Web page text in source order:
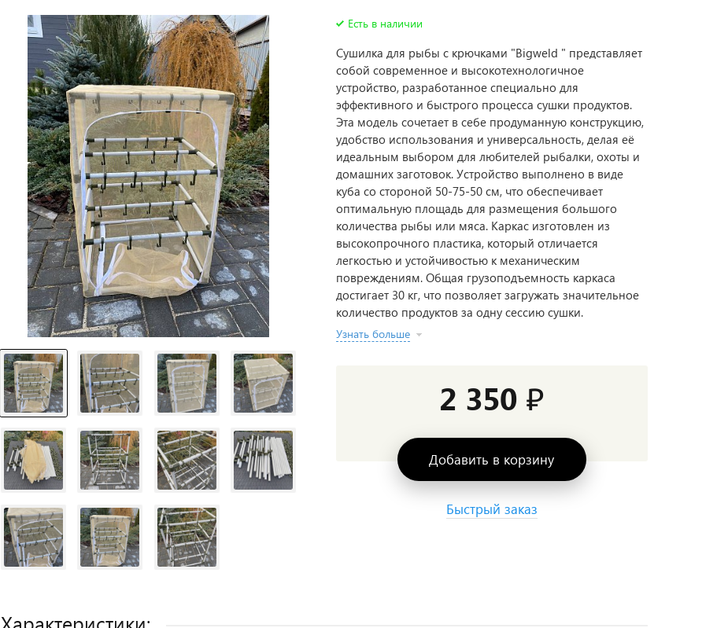
Есть в наличии
Сушилка для рыбы с крючками "Bigweld " представляет
собой современное и высокотехнологичное
устройство, разработанное специально для
эффективного и быстрого процесса сушки продуктов.
Эта модель сочетает в себе продуманную конструкцию,
удобство использования и универсальность, делая её
идеальным выбором для любителей рыбалки, охоты и
домашних заготовок. Устройство выполнено в виде
куба со стороной 50-75-50 см, что обеспечивает
оптимальную площадь для размещения большого
количества рыбы или мяса. Каркас изготовлен из
высокопрочного пластика, который отличается
легкостью и устойчивостью к механическим
повреждениям. Общая грузоподъемность каркаса
достигает 30 кг, что позволяет загружать значительное
количество продуктов за одну сессию сушки.
Узнать больше
2 350 ₽
Добавить в корзину
Быстрый заказ